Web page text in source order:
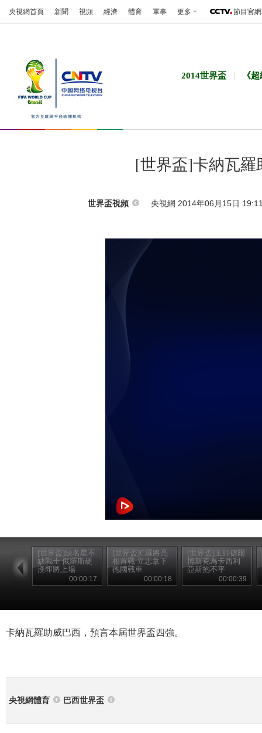
央視網首頁 新聞 視頻 經濟 體育 軍事 更多 節目官網
2014世界盃 《
[世界盃]卡納瓦羅
世界盃視頻 央視網 2014年06月15日
[世界盃]缺名星不
缺戰士 俄羅斯硬
漢即將上場
00:00:17
[世界盃]C羅將亮
相首戰 立志拿下
德國戰車
00:00:18
[世界盃]主帥德爾
博斯克為卡西利
亞斯抱不平
00:00:39
卡納瓦羅助威巴西，預言本屆世界盃四強。
央視網體育 巴西世界盃